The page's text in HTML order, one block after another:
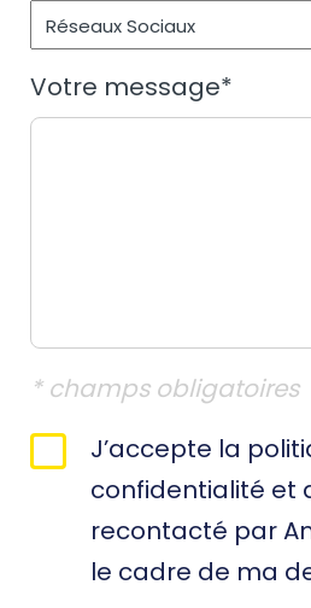
Votre message*
* champs obligatoires
RGPD
*
J’accepte la
confidentialité et
recontacté par
le cadre de ma